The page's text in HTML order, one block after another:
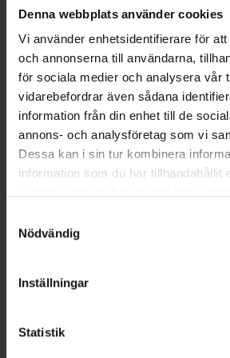
Denna webbplats använder cookies
Vi använder enhetsidentifierare för
och annonserna till användarna,
för sociala medier och analysera vår
vidarebefordrar även sådana
information från din enhet till de
annons- och analysföretag som vi
Dessa kan i sin tur kombinera
information som du har tillhandahållit
återkalla ditt samtycke via
cookieinställningar. Ett återkallat
lagligheten av behandling som skett
Nödvändig
Inställningar
Statistik
otroligt mjuka och får en
finish.
Omedelbar volymeffekt
Läpparna känns smidiga,
mjuka
En utsökt vaniljdoftande doft
konsistens som glider på
EAN:03264680043529
Ansiktsvård
Innehåll